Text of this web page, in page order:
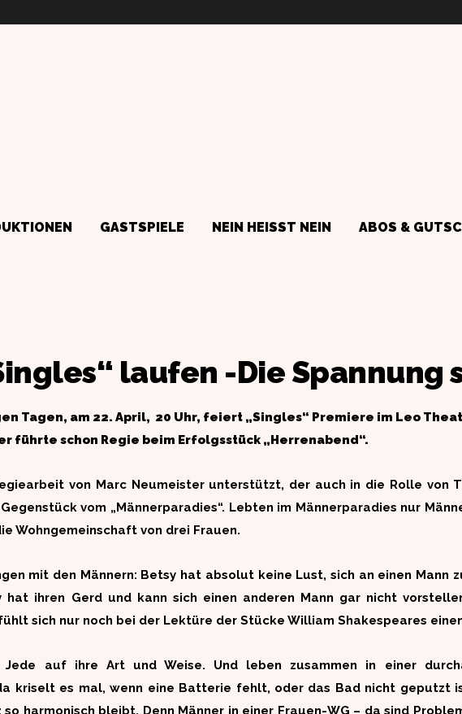
GASTSPIELE NEIN HEISST NEIN ABOS &
laufen -Die Spannung
Tagen, am 22. April, 20 Uhr, feiert „Singles“ Premiere im Leo
führte schon Regie beim Erfolgsstück „Herrenabend“.
von Marc Neumeister unterstützt, der auch in die Rolle von
vom „Männerparadies“. Lebten im Männerparadies nur
Wohngemeinschaft von drei Frauen.
mit den Männern: Betsy hat absolut keine Lust, sich an einen Mann
ihren Gerd und kann sich einen anderen Mann gar nicht
sich nur noch bei der Lektüre der Stücke William Shakespeares
Jede auf ihre Art und Weise. Und leben zusammen in einer
kriselt es mal, wenn eine Batterie fehlt, oder das Bad nicht geputzt
harmonisch bleibt. Denn Männer in einer Frauen-WG – da sind